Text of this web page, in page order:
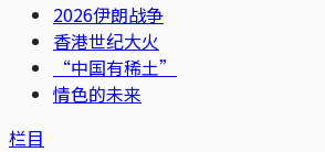
2026伊朗战争
香港世纪大火
“中国有稀土”
情色的未来
栏目